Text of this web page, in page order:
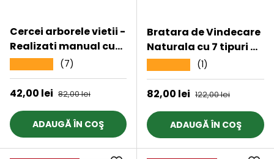
Cercei arborele vietii -
Realizati manual cu
pietre semipretioase
si cristale
vindecatoare a celor
(7)
Preț de vânzare
42,00 lei Preț obișnuit
82,00 lei
ADAUGĂ ÎN COŞ
Bratara de Vindecare
Naturala cu 7 tipuri de
pietre pentru cele 7
Chakre din Cristale
Reiki si pandativ cu
(1)
Preț de vânzare
82,00 lei Preț obișnuit
122,00 lei
ADAUGĂ ÎN COŞ